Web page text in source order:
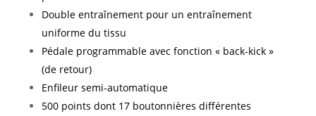
Double entraînement pour un entraînement
uniforme du tissu
Pédale programmable avec fonction « back-kick »
(de retour)
Enfileur semi-automatique
500 points dont 17 boutonnières différentes